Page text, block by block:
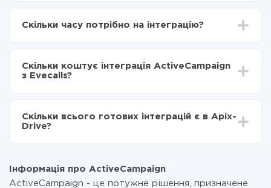
Вибираєте які дані передавати з ActiveCampaign
Тепер дані будуть автоматично передаватися з
ActiveCampaign в Evecalls
Скільки часу потрібно на інтеграцію?
становити від 5-ти до 30-хвилин. У середньому
налаштування займає 10-15 хвилин.
Скільки коштує інтеграція ActiveCampaign
з Evecalls?
Ви оплачуєте лише кількість даних, які за фактом
передаються з однієї вашої системи в іншу через
при необхідності. Детальніше про
Скільки всього готових інтеграцій є в Apix-
Drive?
Інформація про ActiveCampaign
ActiveCampaign - це потужне рішення, призначене